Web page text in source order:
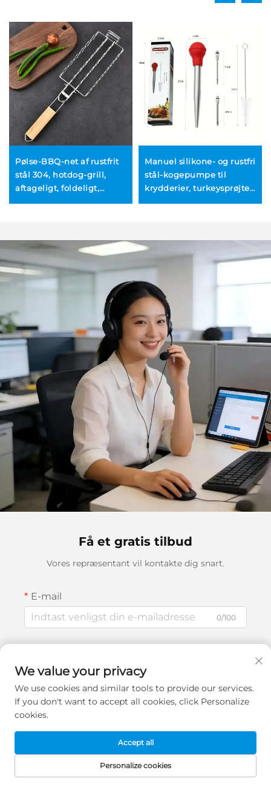
Pølse-BBQ-net af rustfrit
stål 304, hotdog-grill,
aftageligt, foldeligt,
Manuel silikone- og rustfri
stål-kogepumpe til
krydderier, turkeysprøjte,
Få et gratis tilbud
Vores repræsentant vil kontakte dig snart.
E-mail
0/100
Virksomhedsnavn
Besked
We value your privacy
We use cookies and similar tools to provide our services.
If you don't want to accept all cookies, click Personalize
cookies.
Personalize cookies
Accept all